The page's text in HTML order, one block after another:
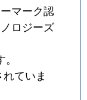
マーク認
ロジーズ
ていま